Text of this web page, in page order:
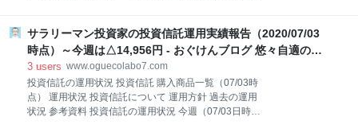
喫煙が禁止されましたね。 これはパチンコだけが対象
とかではなく、不特定多数の人が出入りする公共の施
設で、屋内の喫煙が原則禁煙になったという
クルートカードのメリット リクルートカードのデメリ
ット まとめ リクルートカードの概要について カード
名は、リクルートカード。 発行会社は、三菱UFJニコ
ス、ジェーシービー。 国際ブランドは、VISA、
Mastercard、JCB、銀聯（UnionPay）。 入会資格
は、18歳以上で、本人または配偶者に安定した継続的
サラリーマン投資家の投資信託運用実績報告（2020/07/03
時点）～今週は△14,956円 - おぐけんブログ 悠々自適の投
資生活
3 users www.oguecolabo7.com
投資信託の運用状況 投資信託 購入商品一覧（07/03時
点） 運用状況 投資信託について 運用方針 過去の運用
状況 参考資料 投資信託の運用状況 今週（07/03日時